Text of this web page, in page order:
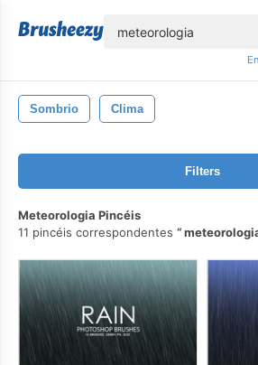
Sombrio Clima
Filters
Meteorologia Pincéis
11 pincéis correspondentes